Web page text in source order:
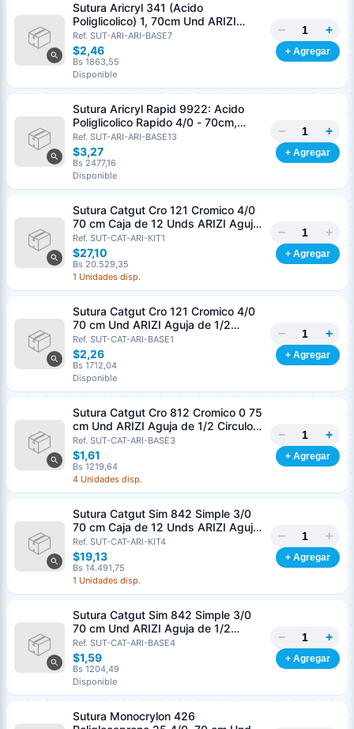
Sutura Aricryl 341 (Acido
Poliglicolico) 1, 70cm Und ARIZI
Aguja de 1/2 Circulo Punta Conica
36mm
Ref. SUT-ARI-ARI-BASE7
$2,46
Bs 1863,55
Disponible
− +
+ Agregar
Sutura Aricryl Rapid 9922: Acido
Poliglicolico Rapido 4/0 - 70cm,
aguja de 3/8 Corte Inverso 19mm
Und ARIZI Absorbible
Ref. SUT-ARI-ARI-BASE13
$3,27
Bs 2477,16
Disponible
− +
+ Agregar
Sutura Catgut Cro 121 Cromico 4/0
70 cm Caja de 12 Unds ARIZI Aguja
de 1/2 Circulo Punta Conica 26 mm
Ref. SUT-CAT-ARI-KIT1
$27,10
Bs 20.529,35
1 Unidades disp.
− +
+ Agregar
Sutura Catgut Cro 121 Cromico 4/0
70 cm Und ARIZI Aguja de 1/2
Circulo Punta Conica 26 mm
Ref. SUT-CAT-ARI-BASE1
$2,26
Bs 1712,04
Disponible
− +
+ Agregar
Sutura Catgut Cro 812 Cromico 0 75
cm Und ARIZI Aguja de 1/2 Circulo
Punta Conica 37 mm
Ref. SUT-CAT-ARI-BASE3
$1,61
Bs 1219,64
4 Unidades disp.
− +
+ Agregar
Sutura Catgut Sim 842 Simple 3/0
70 cm Caja de 12 Unds ARIZI Aguja
de 1/2 Circulo Punta Conica 36 mm
Ref. SUT-CAT-ARI-KIT4
$19,13
Bs 14.491,75
1 Unidades disp.
− +
+ Agregar
Sutura Catgut Sim 842 Simple 3/0
70 cm Und ARIZI Aguja de 1/2
Circulo Punta Conica 36 mm
Ref. SUT-CAT-ARI-BASE4
$1,59
Bs 1204,49
Disponible
− +
+ Agregar
Sutura Monocrylon 426